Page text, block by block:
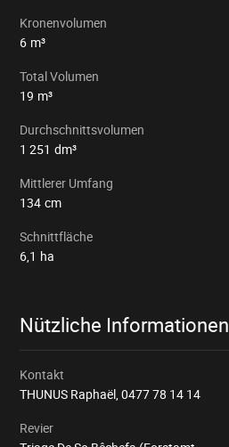
Kronenvolumen
6 m³
Total Volumen
19 m³
Durchschnittsvolumen
1 251 dm³
Mittlerer Umfang
134 cm
Schnittfläche
6,1 ha
Nützliche Informationen
Kontakt
THUNUS Raphaël,0477 78 14 14
Revier